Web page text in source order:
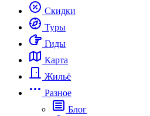
Скидки
Туры
Гиды
Карта
Жильё
Разное
Блог